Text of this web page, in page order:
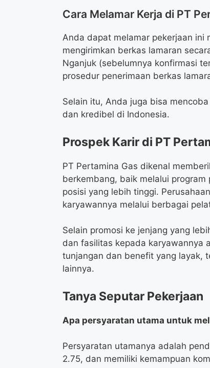
Cara Melamar Kerja di PT
Anda dapat melamar pekerjaan ini
mengirimkan berkas lamaran
Nganjuk (sebelumnya konfirmasi
prosedur penerimaan berkas
Selain itu, Anda juga bisa
dan kredibel di Indonesia.
Prospek Karir di PT
PT Pertamina Gas dikenal
berkembang, baik melalui
posisi yang lebih tinggi.
karyawannya melalui berbagai
Selain promosi ke jenjang yang
dan fasilitas kepada karyawannya
tunjangan dan benefit yang layak,
lainnya.
Tanya Seputar Pekerjaan
Apa persyaratan utama untuk
Persyaratan utamanya adalah
2.75, dan memiliki kemampuan